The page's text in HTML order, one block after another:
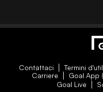
Contattaci Termini
Carriere
Goal App
Goal Live